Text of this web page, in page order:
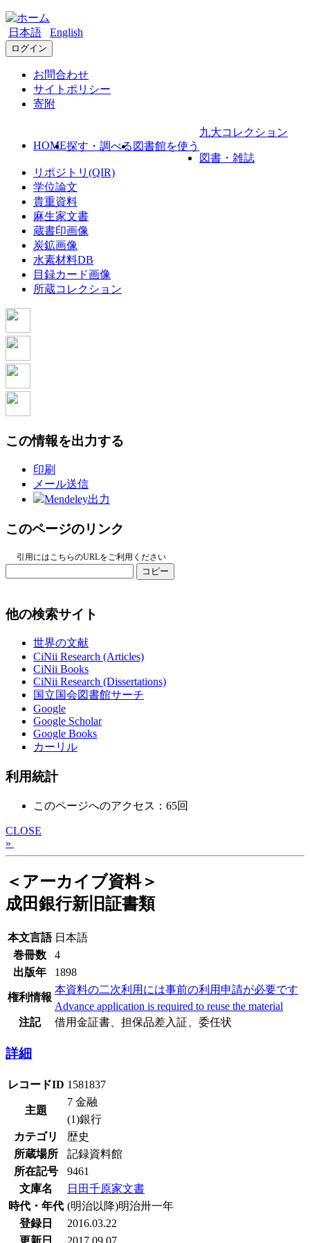
日本語 English
ログイン
お問合わせ
サイトポリシー
寄附
HOME探す・調べる 図書館を使う
九大コレクション
図書・雑誌
リポジトリ(QIR)
学位論文
貴重資料
麻生家文書
蔵書印画像
炭鉱画像
水素材料DB
目録カード画像
所蔵コレクション
この情報を出力する
印刷
メール送信
Mendeley出力
このページのリンク
引用にはこちらのURLをご利用ください
コピー
他の検索サイト
世界の文献
CiNii Research (Articles)
CiNii Books
CiNii Research (Dissertations)
国立国会図書館サーチ
Google
Google Scholar
Google Books
カーリル
利用統計
このページへのアクセス：65回
CLOSE
»
＜アーカイブ資料＞
成田銀行新旧証書類
本文言語 日本語
巻冊数
4
出版年
1898
権利情報
本資料の二次利用には事前の利用申請が必要です
Advance application is required to reuse the material
注記
借用金証書、担保品差入証、委任状
詳細
レコードID 1581837
主題
7 金融
(1)銀行
カテゴリ
歴史
所蔵場所
記録資料館
所在記号
9461
文庫名
日田千原家文書
時代・年代 (明治以降)明治卅一年
登録日
2016.03.22
更新日
2017.09.07